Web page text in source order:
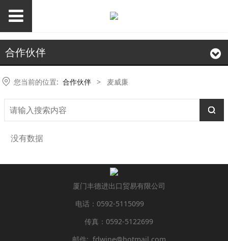
合作伙伴
您当前的位置:合作伙伴 > 麦威廉
没有数据
厦门丰德进出口贸易有限公司
电话：0592-5115099
传真：0592-5122699